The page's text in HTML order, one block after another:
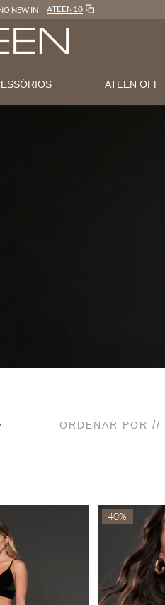
DE R$600 LOJAONLINE
ATEEN OFF
ORDENAR POR
40%